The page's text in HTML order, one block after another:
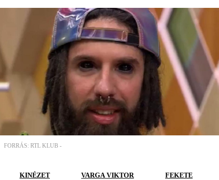
FORRÁS: RTL KLUB -
KINÉZET VARGA VIKTOR FEKETE